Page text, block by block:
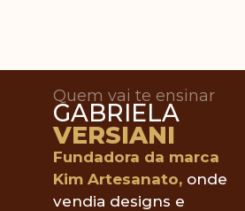
Quem vai te ensinar
GABRIELA
VERSIANI
Fundadora da marca
Kim Artesanato, onde
vendia designs e